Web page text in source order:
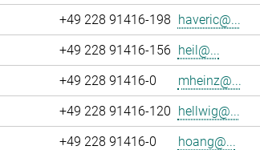
+49 228 91416-198 haveric@...
+49 228 91416-156 heil@...
+49 228 91416-0
mheinz@...
+49 228 91416-120 hellwig@...
+49 228 91416-0 hoang@...